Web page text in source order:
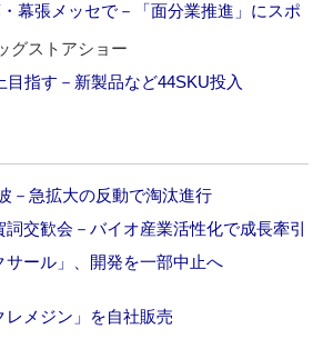
幕張メッセで－「面分業推進」にスポ
グストアショー
目指す－新製品など44SKU投入
－急拡大の反動で淘汰進行
交歓会－バイオ産業活性化で成長牽引
サール」、開発を一部中止へ
メジン」を自社販売